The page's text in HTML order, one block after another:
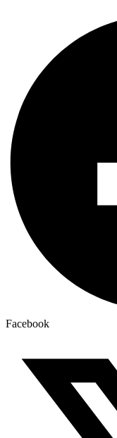
Facebook